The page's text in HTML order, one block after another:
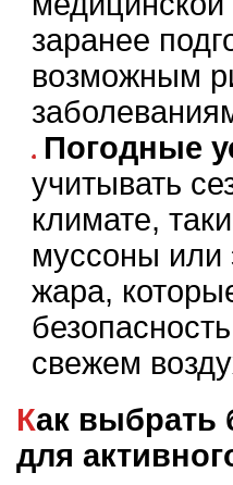
заранее
возможным
Погодные
учитывать
климате,
муссоны или
жара,
свежем
Как выбрать безопасную страну
для